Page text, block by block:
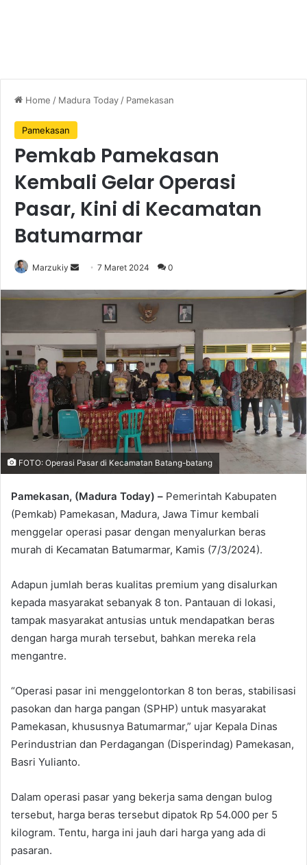
Home / Madura Today / Pamekasan
Pamekasan
Pemkab Pamekasan
Kembali Gelar Operasi
Pasar, Kini di Kecamatan
Batumarmar
Marzukiy
n
a
n
e
a
i
l
7 Maret 2024 0
FOTO: Operasi Pasar di Kecamatan Batang-batang
Pamekasan, (Madura Today) – Pemerintah Kabupaten
(Pemkab) Pamekasan, Madura, Jawa Timur kembali
menggelar operasi pasar dengan menyalurkan beras
murah di Kecamatan Batumarmar, Kamis (7/3/2024).
Adapun jumlah beras kualitas premium yang disalurkan
kepada masyarakat sebanyak 8 ton. Pantauan di lokasi,
tampak masyarakat antusias untuk mendapatkan beras
dengan harga murah tersebut, bahkan mereka rela
mengantre.
“Operasi pasar ini menggelontorkan 8 ton beras, stabilisasi
pasokan dan harga pangan (SPHP) untuk masyarakat
Pamekasan, khususnya Batumarmar,” ujar Kepala Dinas
Perindustrian dan Perdagangan (Disperindag) Pamekasan,
Basri Yulianto.
Dalam operasi pasar yang bekerja sama dengan bulog
tersebut, harga beras tersebut dipatok Rp 54.000 per 5
kilogram. Tentu, harga ini jauh dari harga yang ada di
pasaran.